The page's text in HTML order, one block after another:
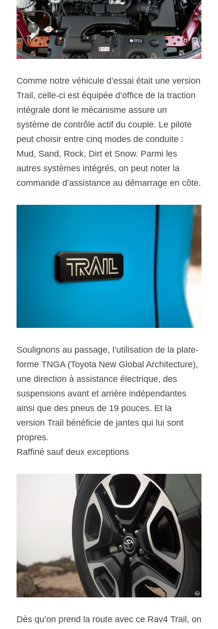
Comme notre véhicule d’essai était une version
Trail, celle-ci est équipée d’office de la traction
intégrale dont le mécanisme assure un
système de contrôle actif du couple. Le pilote
peut choisir entre cinq modes de conduite :
Mud, Sand, Rock, Dirt et Snow. Parmi les
autres systèmes intégrés, on peut noter la
commande d’assistance au démarrage en côte.
Soulignons au passage, l’utilisation de la plate-
forme TNGA (Toyota New Global Architecture),
une direction à assistance électrique, des
suspensions avant et arrière indépendantes
ainsi que des pneus de 19 pouces. Et la
version Trail bénéficie de jantes qui lui sont
propres.
Raffiné sauf deux exceptions
Dès qu’on prend la route avec ce Rav4 Trail, on